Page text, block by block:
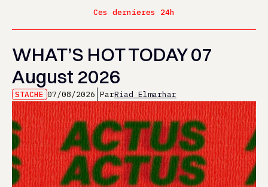
Ces dernieres 24h
WHAT’S HOT TODAY 07
August 2026
STACHE 07/08/2026 ParRiad Elmarhar